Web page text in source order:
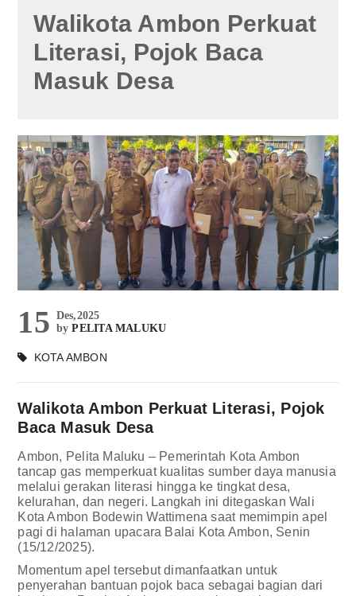
Walikota Ambon Perkuat
Literasi, Pojok Baca
Masuk Desa
15 Des,2025
byPELITA MALUKU
KOTA AMBON
Walikota Ambon Perkuat Literasi, Pojok
Baca Masuk Desa
Ambon, Pelita Maluku – Pemerintah Kota Ambon
tancap gas memperkuat kualitas sumber daya manusia
melalui gerakan literasi hingga ke tingkat desa,
kelurahan, dan negeri. Langkah ini ditegaskan Wali
Kota Ambon Bodewin Wattimena saat memimpin apel
pagi di halaman upacara Balai Kota Ambon, Senin
(15/12/2025).
Momentum apel tersebut dimanfaatkan untuk
penyerahan bantuan pojok baca sebagai bagian dari